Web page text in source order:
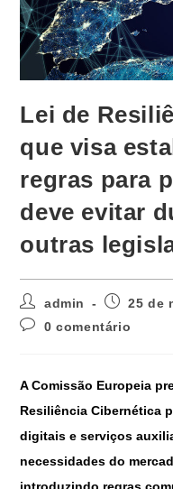
Lei de
que visa
regras para
deve evitar
outras
admin 25 de
0 comentário
A Comissão Europeia
Resiliência Cibernética
digitais e serviços
necessidades do